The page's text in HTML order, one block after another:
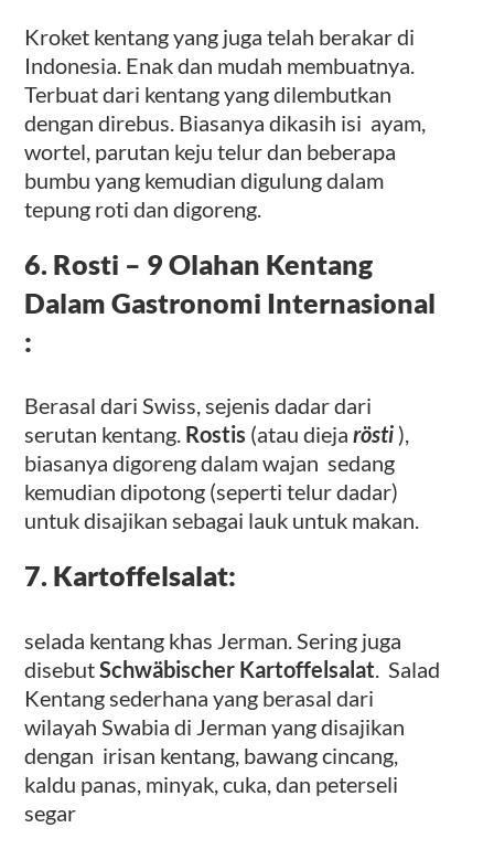
Kroket kentang yang juga telah berakar di
Indonesia. Enak dan mudah membuatnya.
Terbuat dari kentang yang dilembutkan
dengan direbus. Biasanya dikasih isi ayam,
wortel, parutan keju telur dan beberapa
bumbu yang kemudian digulung dalam
tepung roti dan digoreng.
6. Rosti – 9 Olahan Kentang
Dalam Gastronomi Internasional
:
Berasal dari Swiss, sejenis dadar dari
serutan kentang. Rostis (atau diejarösti),
biasanya digoreng dalam wajan sedang
kemudian dipotong (seperti telur dadar)
untuk disajikan sebagai lauk untuk makan.
7. Kartoffelsalat:
selada kentang khas Jerman. Sering juga
disebutSchwäbischer Kartoffelsalat . Salad
Kentang sederhana yang berasal dari
wilayah Swabia di Jerman yang disajikan
dengan irisan kentang, bawang cincang,
kaldu panas, minyak, cuka, dan peterseli
segar